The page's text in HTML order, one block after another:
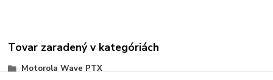
Tovar zaradený v kategóriách
Motorola Wave PTX